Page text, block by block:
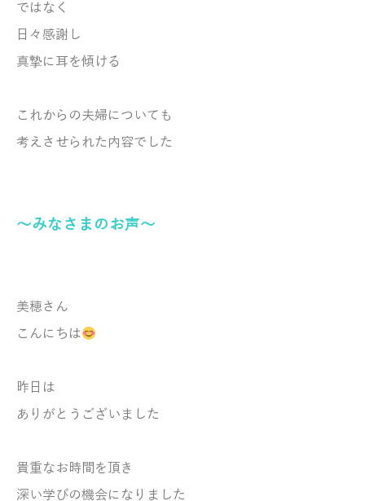
ではなく
日々感謝し
真摯に耳を傾ける
これからの夫婦についても
考えさせられた内容でした
～みなさまのお声～
美穂さん
こんにちは
昨日は
ありがとうございました
貴重なお時間を頂き
深い学びの機会になりました